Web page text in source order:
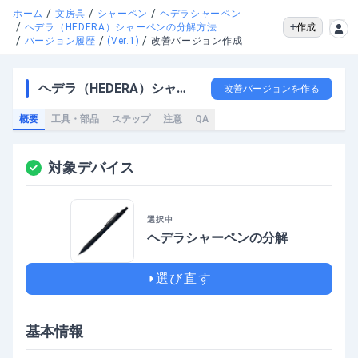
ホーム / 文房具 / シャーペン / ヘデラシャーペン
/ ヘデラ（HEDERA）シャーペンの分解方法
/ バージョン履歴 / (Ver.1) / 改善バージョン作成
作成
ヘデラ（HEDERA）シャーペンの分解方法 改善バージョンを作る
概要 工具・部品 ステップ 注意 QA
対象デバイス
選択中
ヘデラシャーペンの分解
選び直す
基本情報